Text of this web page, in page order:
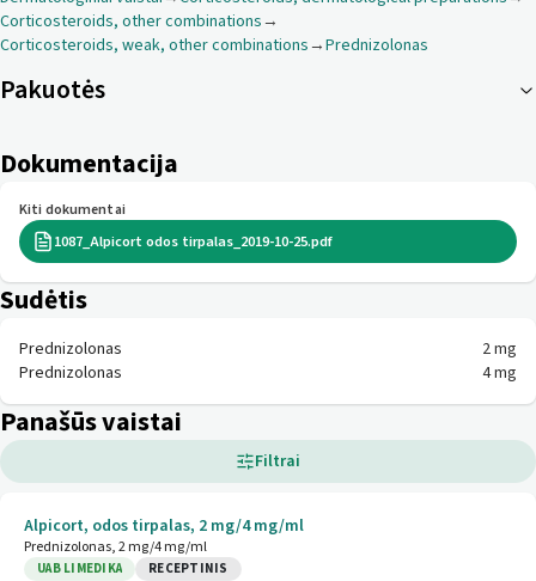
Corticosteroids, other combinations→
Corticosteroids, weak, other combinations→Prednizolonas
Pakuotės
Dokumentacija
Kiti dokumentai
1087_Alpicort odos tirpalas_2019-10-25.pdf
Sudėtis
Prednizolonas
2 mg
Prednizolonas
4 mg
Panašūs vaistai
Filtrai
Alpicort, odos tirpalas, 2 mg/4 mg/ml
Prednizolonas, 2 mg/4 mg/ml
UAB LIMEDIKA
RECEPTINIS